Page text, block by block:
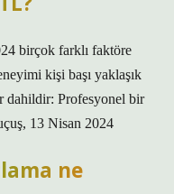
birçok farklı faktöre
kişi başı yaklaşık
dahildir: Profesyonel bir
13 Nisan 2024
ne